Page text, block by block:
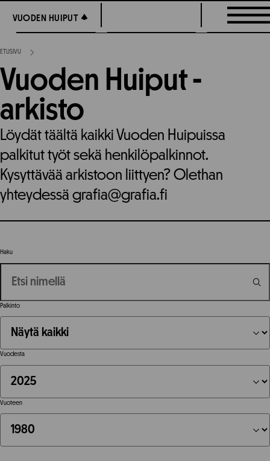
suoraan
sisältöön
VUODEN HUIPUT
VUODEN HUIPUT
ETUSIVU
Vuoden Huiput -
arkisto
Löydät täältä kaikki Vuoden Huipuissa
palkitut työt sekä henkilöpalkinnot.
Kysyttävää arkistoon liittyen? Olethan
yhteydessä grafia@grafia.fi
Haku
Palkinto
Vuodesta
Vuoteen